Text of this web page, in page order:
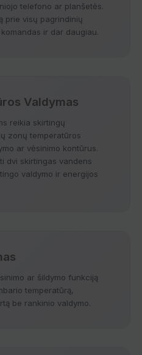
telefono ar planšetės.
prie visų pagrindinių
ir dar daugiau.
Valdymas
reikia skirtingų
zonų temperatūros
ar vėsinimo kontūrus.
dvi skirtingas vandens
valdymo ir energijos
ar šildymo funkciją
temperatūrą,
be rankinio valdymo.